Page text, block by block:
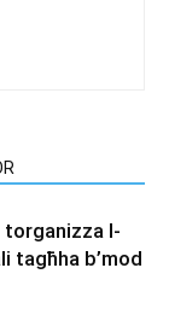
torganizza l-
tagħha b’mod